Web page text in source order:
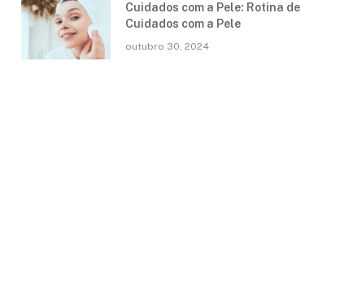
Cuidados com a Pele: Rotina de
Cuidados com a Pele
outubro 30, 2024